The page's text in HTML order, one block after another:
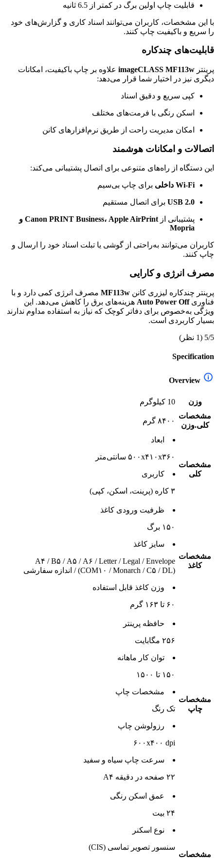
قابلیت چاپ اولین برگ در کمتر از 6.5 ثانیه
با این مشخصات، کاربران می‌توانند اسناد کاری و گزارش‌های خود
را سریع و باکیفیت چاپ کنند.
قابلیت‌های چندکاره
پرینتر imageCLASS MF113w علاوه بر چاپ باکیفیت، امکانات
دیگری نیز در اختیار شما قرار می‌دهد:
کپی سریع و دقیق اسناد
اسکن رنگی با فرمت‌های مختلف
امکان مدیریت راحت از طریق نرم‌افزارهای کانن
اتصالات و امکانات هوشمند
این دستگاه از راه‌های متنوعی برای اتصال پشتیبانی می‌کند:
Wi-Fi داخلی برای چاپ بی‌سیم
USB 2.0 برای اتصال مستقیم
پشتیبانی از
Canon PRINT Business، Apple AirPrint و
Mopria
کاربران می‌توانند به‌راحتی از گوشی یا تبلت اسناد خود را ارسال و
چاپ کنند.
مصرف انرژی و کارایی
پرینتر چندکاره لیزری کانن MF113w مصرف انرژی کمی دارد و با
فناوریAuto Power Off هزینه‌های برق را کاهش می‌دهد. این
ویژگی به‌خصوص برای دفاتر کوچک که نیاز به استفاده مداوم ندارند
بسیار کاربردی است.
5/5 (1 نظر)
Specification
Overview
وزن
10 کیلوگرم
مشخصات
کلی.وزن
۸۴۰۰ گرم
مشخصات
کلی
ابعاد
۵۰۰x۴۱۰x۳۶۰ سانتی‌متر
کاربری
۳ کاره (پرینت، اسکن، کپی)
مشخصات
کاغذ
ظرفیت ورودی کاغذ
۱۵۰ برگ
سایز کاغذ
A۴ / B۵ / A۵ / A۶ / Letter / Legal / Envelope
(COM۱۰ / Monarch / C۵ / DL) / اندازه سفارشی
وزن کاغذ قابل استفاده
۶۰ تا ۱۶۳ گرم
مشخصات
چاپ
حافظه پرینتر
۲۵۶ مگابایت
توان کار ماهانه
۱۵۰ تا ۱۵۰۰
مشخصات چاپ
تک رنگ
رزولوشن چاپ
۶۰۰x۴۰۰ dpi
سرعت چاپ سیاه و سفید
۲۲ صفحه در دقیقه A۴
مشخصات
عمق اسکن رنگی
۲۴ بیت
نوع‌ اسکنر
سنسور تصویر تماسی (CIS)